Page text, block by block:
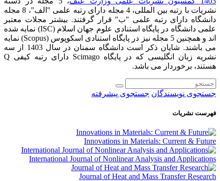
نشریات با رتبه بین المللی، 4 مجله دارای رتبه علمی "الف"، 8 مجله
دانشگاه دارای رتبه علمی "ب" قرار گرفتند. بیشتر مجلات معتبر
علمی دانشگاه در پایگاه استنادی علوم جهان اسلام (ISC) نمایه شده
اند و همچنین 5 مجله نیز در پایگاه استنادی اسکوپوس (Scopus) نمایه
می باشند. شایان ذکر است دانشگاه سمنان در سال 1403 از سه
نشریه زبان انگلیسی که در پایگاه Scimago دارای رتبه کیفی Q
هستند، برخوردار می باشد.
جستجوی نویسندگان جستجوی پیشرفته
فهرست نشریات
Innovations in Materials: Current & Future
International Journal of Nonlinear Analysis and Applications
Journal of Heat and Mass Transfer Research